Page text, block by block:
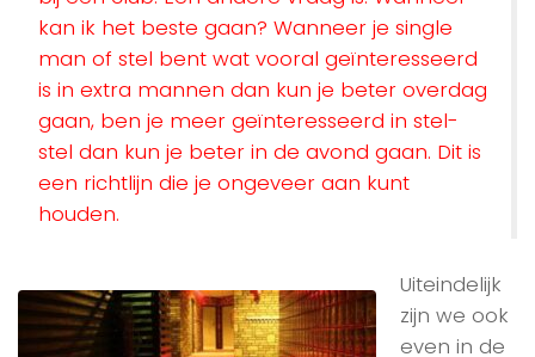
kan ik het beste gaan? Wanneer je single
man of stel bent wat vooral geïnteresseerd
is in extra mannen dan kun je beter overdag
gaan, ben je meer geïnteresseerd in stel-
stel dan kun je beter in de avond gaan. Dit is
een richtlijn die je ongeveer aan kunt
houden.
Uiteindelijk
zijn we ook
even in de